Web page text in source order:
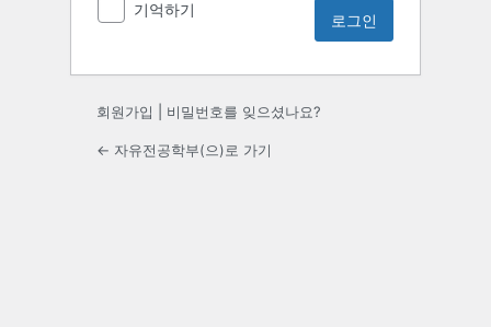
기억하기
회원가입 비밀번호를 잊으셨나요?
← 자유전공학부(으)로 가기